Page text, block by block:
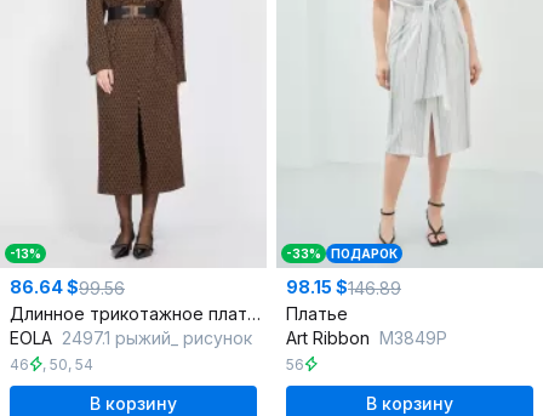
-13%
86.64 $99.56
Длинное трикотажное платье миди с карманами и ремнем
EOLA 2497.1 рыжий_ рисунок
46 , 50, 54
В корзину
-33% ПОДАРОК
98.15 $146.89
Платье
Art Ribbon M3849P
56
В корзину